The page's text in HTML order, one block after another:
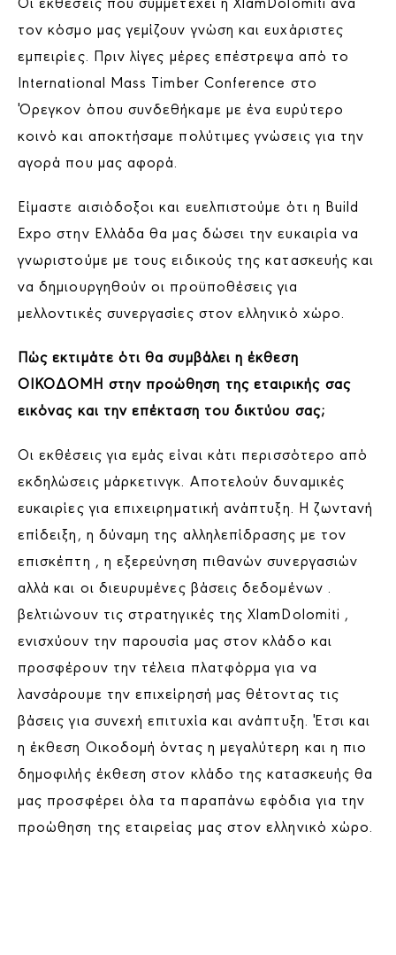
τον κόσμο μας γεμίζουν γνώση και ευχάριστες
εμπειρίες. Πριν λίγες μέρες επέστρεψα από το
International Mass Timber Conference στο
Όρεγκον όπου συνδεθήκαμε με ένα ευρύτερο
κοινό και αποκτήσαμε πολύτιμες γνώσεις για την
αγορά που μας αφορά.
Είμαστε αισιόδοξοι και ευελπιστούμε ότι η Build
Expo στην Ελλάδα θα μας δώσει την ευκαιρία να
γνωριστούμε με τους ειδικούς της κατασκευής και
να δημιουργηθούν οι προϋποθέσεις για
μελλοντικές συνεργασίες στον ελληνικό χώρο.
Πώς εκτιμάτε ότι θα συμβάλει η έκθεση
ΟΙΚΟΔΟΜΗ στην προώθηση της εταιρικής σας
εικόνας και την επέκταση του δικτύου σας;
Οι εκθέσεις για εμάς είναι κάτι περισσότερο από
εκδηλώσεις μάρκετινγκ. Αποτελούν δυναμικές
ευκαιρίες για επιχειρηματική ανάπτυξη. Η ζωντανή
επίδειξη, η δύναμη της αλληλεπίδρασης με τον
επισκέπτη , η εξερεύνηση πιθανών συνεργασιών
αλλά και οι διευρυμένες βάσεις δεδομένων .
βελτιώνουν τις στρατηγικές της XlamDolomiti ,
ενισχύουν την παρουσία μας στον κλάδο και
προσφέρουν την τέλεια πλατφόρμα για να
λανσάρουμε την επιχείρησή μας θέτοντας τις
βάσεις για συνεχή επιτυχία και ανάπτυξη. Έτσι και
η έκθεση Οικοδομή όντας η μεγαλύτερη και η πιο
δημοφιλής έκθεση στον κλάδο της κατασκευής θα
μας προσφέρει όλα τα παραπάνω εφόδια για την
προώθηση της εταιρείας μας στον ελληνικό χώρο.